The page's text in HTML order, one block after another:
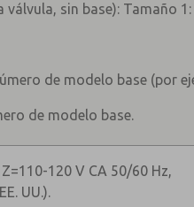
sin base): Tamaño
de modelo base (por
de modelo base.
120 V CA 50/60 Hz,
UU.).